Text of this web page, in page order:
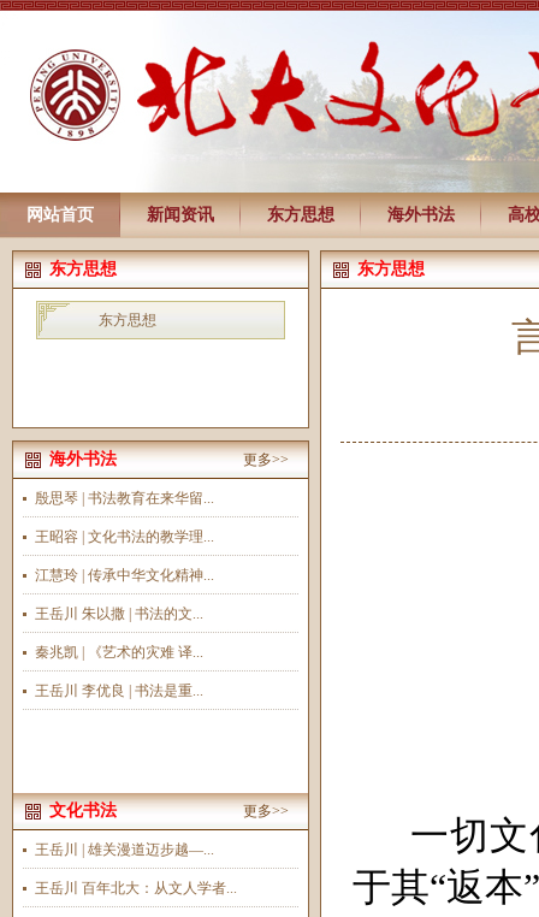
网站首页 新闻资讯 东方思想 海外书法 高
东方思想
东方思想
海外书法 更多>>
殷思琴 | 书法教育在来华留...
王昭容 | 文化书法的教学理...
江慧玲 | 传承中华文化精神...
王岳川 朱以撒 | 书法的文...
秦兆凯 | 《艺术的灾难 译...
王岳川 李优良 | 书法是重...
文化书法 更多>>
王岳川 | 雄关漫道迈步越—...
王岳川 百年北大：从文人学者...
东方思想
一切文
于其“返